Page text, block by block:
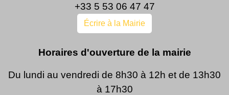
+33 5 53 06 47 47
Écrire à la Mairie
Horaires d'ouverture de la mairie
Du lundi au vendredi de 8h30 à 12h et de 13h30
à 17h30